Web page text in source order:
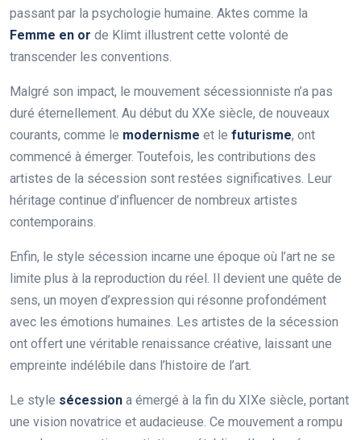
passant par la psychologie humaine. Aktes comme la
Femme en or de Klimt illustrent cette volonté de
transcender les conventions.
Malgré son impact, le mouvement sécessionniste n’a pas
duré éternellement. Au début du XXe siècle, de nouveaux
courants, comme le modernisme et le futurisme, ont
commencé à émerger. Toutefois, les contributions des
artistes de la sécession sont restées significatives. Leur
héritage continue d’influencer de nombreux artistes
contemporains.
Enfin, le style sécession incarne une époque où l’art ne se
limite plus à la reproduction du réel. Il devient une quête de
sens, un moyen d’expression qui résonne profondément
avec les émotions humaines. Les artistes de la sécession
ont offert une véritable renaissance créative, laissant une
empreinte indélébile dans l’histoire de l’art.
Le style sécession a émergé à la fin du XIXe siècle, portant
une vision novatrice et audacieuse. Ce mouvement a rompu